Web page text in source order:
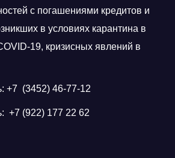
с погашениями кредитов и
в условиях карантина в
19, кризисных явлений в
+7 (3452) 46-77-12
+7 (922) 177 22 62